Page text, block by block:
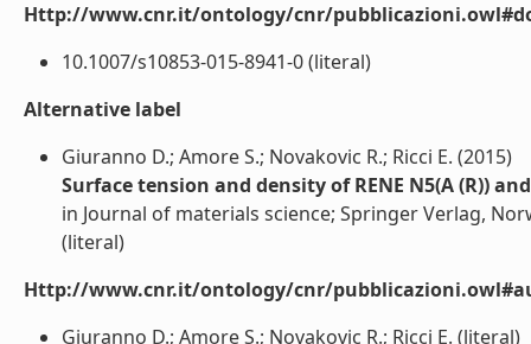
Http://www.cnr.it/ontology/cnr/
10.1007/s10853-015-8941-0 (literal)
Alternative label
Giuranno D.; Amore S.; Novakovic R.; Ricci E. (2015)
Surface tension and density of RENE N5(A (R))
in Journal of materials science; Springer Verlag,
(literal)
Http://www.cnr.it/ontology/cnr/
Giuranno D.; Amore S.; Novakovic R.; Ricci E. (literal)